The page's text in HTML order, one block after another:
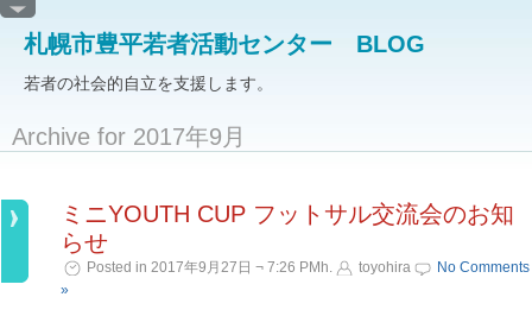
札幌市豊平若者活動センター BLOG
若者の社会的自立を支援します。
Archive for 2017年9月
ミニYOUTH CUP フットサル交流会のお知
らせ
Posted in 2017年9月27日 ¬ 7:26 PMh. toyohira
No Comments
»